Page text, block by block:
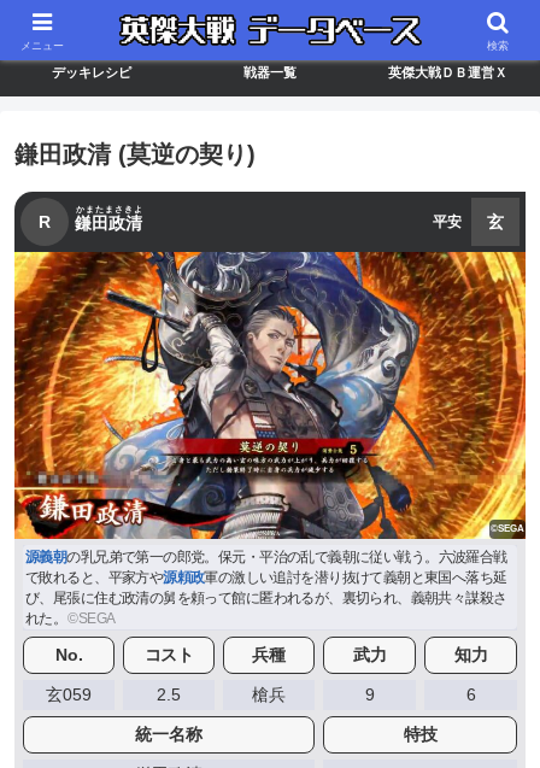
最新バージョン情報 武将ランキング カードリスト
デッキレシピ 戦器一覧 英傑大戦ＤＢ運営Ｘ
鎌田政清 (莫逆の契り)
R 鎌田政清
かまたまさきよ
平安 玄
源義朝の乳兄弟で第一の郎党。保元・平治の乱で義朝に従い戦う。六波羅合戦
で敗れると、平家方や源頼政軍の激しい追討を潜り抜けて義朝と東国へ落ち延
び、尾張に住む政清の舅を頼って館に匿われるが、裏切られ、義朝共々謀殺さ
れた。
No. コスト 兵種 武力 知力
玄059 2.5 槍兵 9 6
統一名称 特技
メニュー 検索